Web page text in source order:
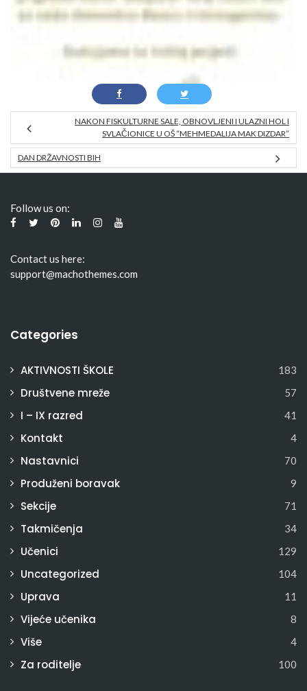
NAKON FISKULTURNE SALE, OBNOVLJENI I ULAZNI HOL I
SVLAČIONICE U OŠ “MEHMEDALIJA MAK DIZDAR”
DAN DRŽAVNOSTI BIH
Follow us on:
Contact us here:
support@machothemes.com
Categories
AKTIVNOSTI ŠKOLE 183
Društvene mreže 57
I – IX razred 41
Kontakt 4
Nastavnici 70
Produženi boravak 9
Sekcije 71
Takmičenja 34
Učenici 129
Uncategorized 104
Uprava 11
Vijeće učenika 8
Više 4
Za roditelje 100